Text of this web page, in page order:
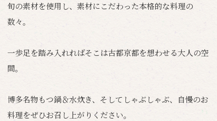
旬の素材を使用し、素材にこだわった本格的な料理の
数々。
一歩足を踏み入れればそこは古都京都を想わせる大人の空
間。
博多名物もつ鍋＆水炊き、そしてしゃぶしゃぶ、自慢のお
料理をぜひお召し上がりください。